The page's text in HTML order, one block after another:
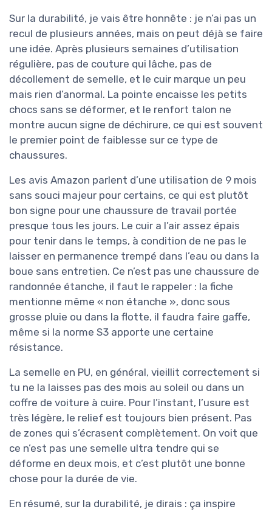
Sur la durabilité, je vais être honnête : je n’ai pas un
recul de plusieurs années, mais on peut déjà se faire
une idée. Après plusieurs semaines d’utilisation
régulière, pas de couture qui lâche, pas de
décollement de semelle, et le cuir marque un peu
mais rien d’anormal. La pointe encaisse les petits
chocs sans se déformer, et le renfort talon ne
montre aucun signe de déchirure, ce qui est souvent
le premier point de faiblesse sur ce type de
chaussures.
Les avis Amazon parlent d’une utilisation de 9 mois
sans souci majeur pour certains, ce qui est plutôt
bon signe pour une chaussure de travail portée
presque tous les jours. Le cuir a l’air assez épais
pour tenir dans le temps, à condition de ne pas le
laisser en permanence trempé dans l’eau ou dans la
boue sans entretien. Ce n’est pas une chaussure de
randonnée étanche, il faut le rappeler : la fiche
mentionne même « non étanche », donc sous
grosse pluie ou dans la flotte, il faudra faire gaffe,
même si la norme S3 apporte une certaine
résistance.
La semelle en PU, en général, vieillit correctement si
tu ne la laisses pas des mois au soleil ou dans un
coffre de voiture à cuire. Pour l’instant, l’usure est
très légère, le relief est toujours bien présent. Pas
de zones qui s’écrasent complètement. On voit que
ce n’est pas une semelle ultra tendre qui se
déforme en deux mois, et c’est plutôt une bonne
chose pour la durée de vie.
En résumé, sur la durabilité, je dirais : ça inspire